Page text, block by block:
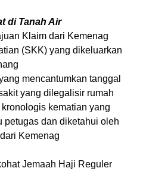
di Tanah Air
Klaim dari Kemenag
(SKK) yang dikeluarkan
mencantumkan tanggal
yang dilegalisir rumah
kematian yang
petugas dan diketahui oleh
Kemenag
Jemaah Haji Reguler